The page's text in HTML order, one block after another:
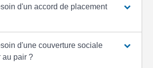
d'un accord de placement
d'une couverture sociale
au pair ?